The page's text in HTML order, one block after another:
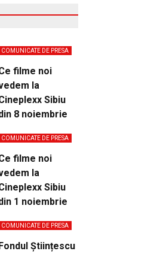
COMUNICATE DE PRESA
filme noi
la
Sibiu
8 noiembrie
COMUNICATE DE PRESA
filme noi
la
Sibiu
1 noiembrie
COMUNICATE DE PRESA
Științescu